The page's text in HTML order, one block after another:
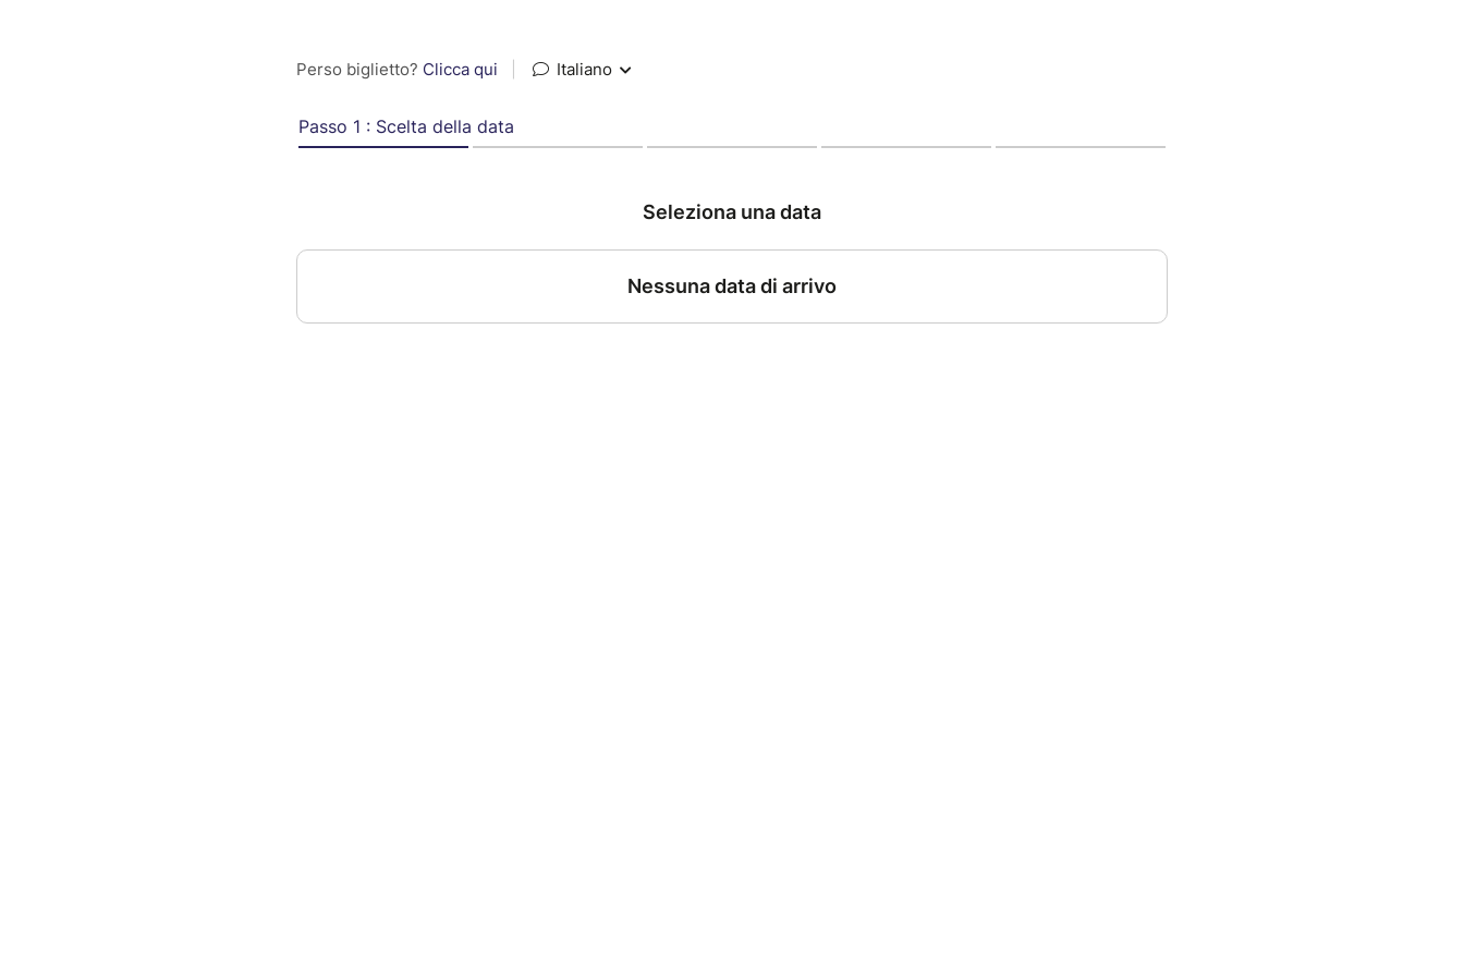
Perso biglietto? Clicca qui Italiano
Passo 1 : Scelta della data
Seleziona una data
Nessuna data di arrivo